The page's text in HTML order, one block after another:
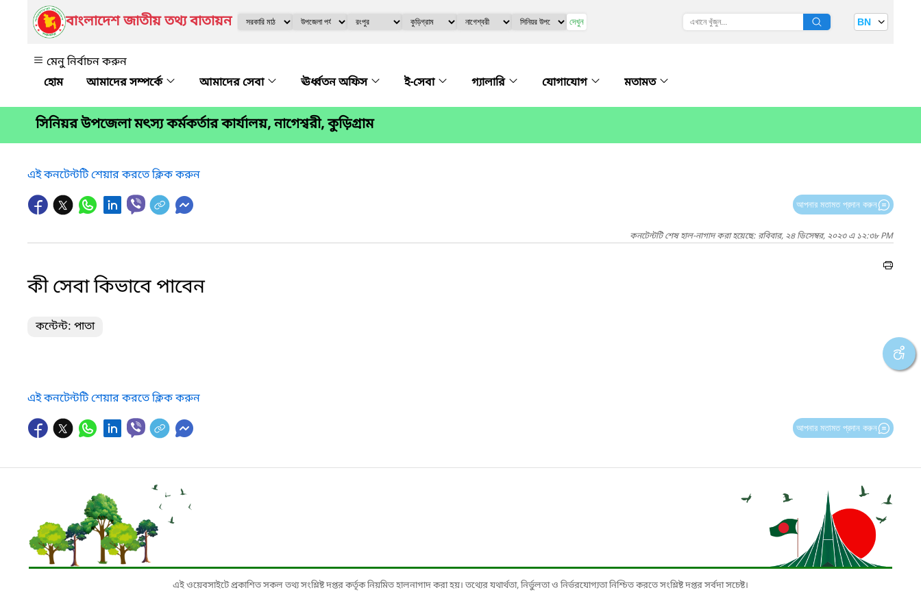
বাংলাদেশ জাতীয় তথ্য বাতায়ন দেখুন BN
মেনু নির্বাচন করুন
আমাদের সম্পর্কে
আমাদের সেবা ঊর্ধ্বতন অফিস ই-সেবা গ্যালারি যোগাযোগ মতামত
সিনিয়র উপজেলা মৎস্য কর্মকর্তার কার্যালয়, নাগেশ্বরী, কুড়িগ্রাম
এই কনটেন্টটি শেয়ার করতে ক্লিক করুন
আপনার মতামত প্রদান করুন
কনটেন্টটি শেষ হাল-নাগাদ করা হয়েছে: রবিবার, ২৪ ডিসেম্বর, ২০২৩ এ ১২:৩৮ PM
কী সেবা কিভাবে পাবেন
কন্টেন্ট: পাতা
এই কনটেন্টটি শেয়ার করতে ক্লিক করুন
আপনার মতামত প্রদান করুন
এই ওয়েবসাইটে প্রকাশিত সকল তথ্য সংশ্লিষ্ট দপ্তর কর্তৃক নিয়মিত হালনাগাদ করা হয়। তথ্যের যথার্থতা, নির্ভুলতা ও নির্ভরযোগ্যতা নিশ্চিত করতে সংশ্লিষ্ট দপ্তর সর্বদা সচেষ্ট।